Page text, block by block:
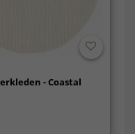
- Coastal